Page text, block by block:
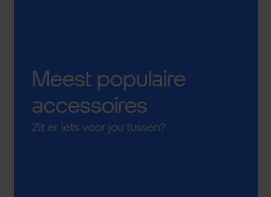
Meest populaire
accessoires
Zit er iets voor jou tussen?